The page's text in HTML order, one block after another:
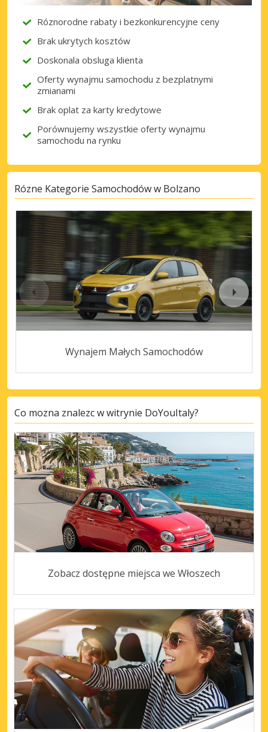
Róznorodne rabaty i bezkonkurencyjne ceny
Brak ukrytych kosztów
Doskonala obsluga klienta
Oferty wynajmu samochodu z bezplatnymi
zmianami
Brak oplat za karty kredytowe
Porównujemy wszystkie oferty wynajmu
samochodu na rynku
Rózne Kategorie Samochodów w Bolzano
Wynajem Małych Samochodów
Co mozna znalezc w witrynie DoYouItaly?
Zobacz dostępne miejsca we Włoszech